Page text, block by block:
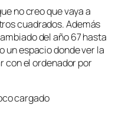
no creo que vaya a
cuadrados. Además
del año 67 hasta
un espacio donde ver la
con el ordenador por